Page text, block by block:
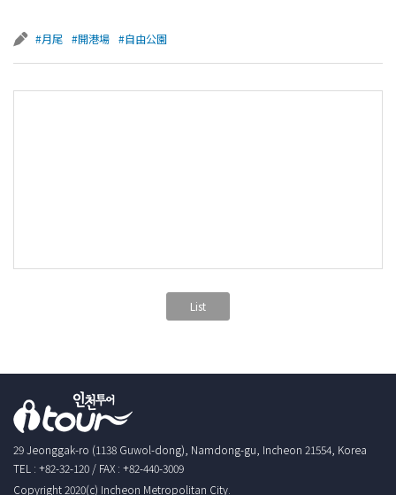
#月尾 #開港場 #自由公園
List
29 Jeonggak-ro (1138 Guwol-dong), Namdong-gu, Incheon 21554, Korea
TEL : +82-32-120 / FAX : +82-440-3009
Copyright 2020(c) Incheon Metropolitan City.